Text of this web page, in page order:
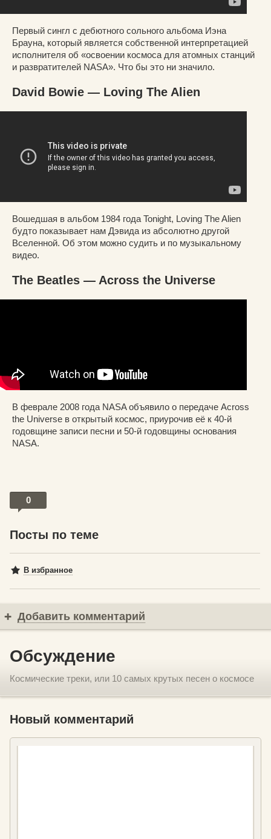
Первый сингл с дебютного сольного альбома Иэна
Брауна, который является собственной интерпретацией
исполнителя об «освоении космоса для атомных станций
и развратителей NASA». Что бы это ни значило.
David Bowie — Loving The Alien
Вошедшая в альбом 1984 года Tonight, Loving The Alien
будто показывает нам Дэвида из абсолютно другой
Вселенной. Об этом можно судить и по музыкальному
видео.
The Beatles — Across the Universe
В феврале 2008 года NASA объявило о передаче Across
the Universe в открытый космос, приурочив её к 40-й
годовщине записи песни и 50-й годовщины основания
NASA.
0
Посты по теме
В избранное
Добавить комментарий
Обсуждение
Космические треки, или 10 самых крутых песен о космосе
Новый комментарий